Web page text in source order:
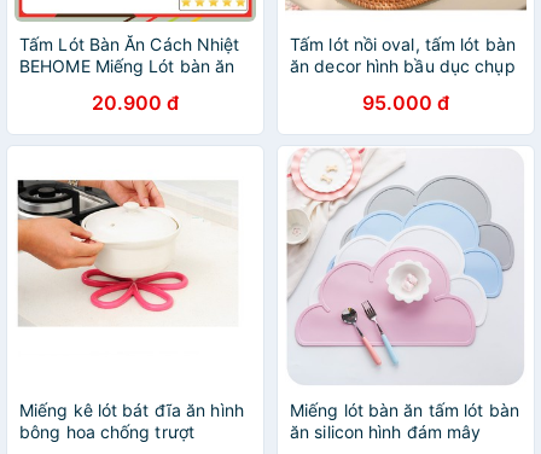
Tấm Lót Bàn Ăn Cách Nhiệt
BEHOME Miếng Lót bàn ăn
bàn ăn Cao Cấp Bảo Vệ Bàn
Ăn
20.900 đ
Tấm lót nồi oval, tấm lót bàn
ăn decor hình bầu dục chụp
95.000 đ
Miếng kê lót bát đĩa ăn hình
bông hoa chống trượt
Miếng lót bàn ăn tấm lót bàn
ăn silicon hình đám mây